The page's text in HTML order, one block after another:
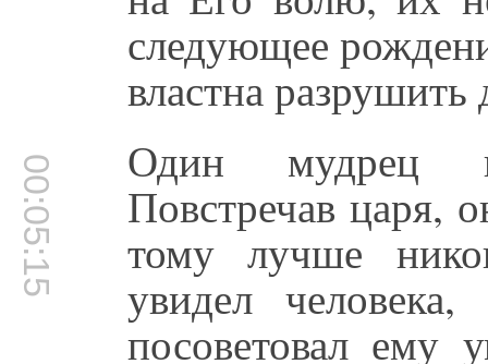
следующее
властна разрушить
00:05:15 Один мудрец
Повстречав царя,
тому лучше
увидел
посоветовал ему